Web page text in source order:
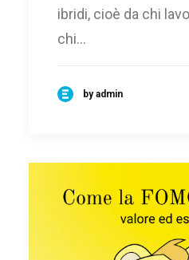
ibridi, cioè da chi
chi…
by admin